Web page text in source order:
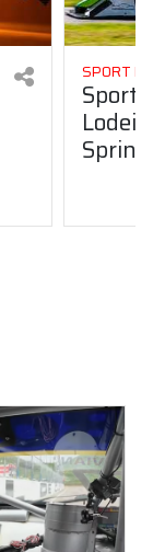
SPORT
Sport
Sprint